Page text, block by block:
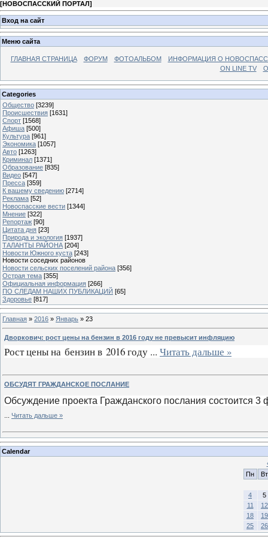
[НОВОСПАССКИЙ ПОРТАЛ]
Вход на сайт
Меню сайта
ГЛАВНАЯ СТРАНИЦА ФОРУМ ФОТОАЛЬБОМ
ИНФОРМАЦИЯ О
ON LINE TV
Categories
Общество [3239]
Происшествия [1631]
Спорт [1568]
Афиша [500]
Культура [961]
Экономика [1057]
Авто [1263]
Криминал [1371]
Образование [835]
Видео [547]
Пресса [359]
К вашему сведению [2714]
Реклама [52]
Новоспасские вести [1344]
Мнение [322]
Репортаж [90]
Цитата дня [23]
Природа и экология [1937]
ТАЛАНТЫ РАЙОНА [204]
Новости Южного куста [243]
Новости соседних районов
Новости сельских поселений района [356]
Острая тема [355]
Официальная информация [266]
ПО СЛЕДАМ НАШИХ ПУБЛИКАЦИЙ [65]
Здоровье [817]
Главная » 2016 » Январь » 23
Дворкович: рост цены на бензин в 2016 году не превысит инфляцию
Рост цены на бензин в 2016 году ... Читать дальше »
ОБСУДЯТ ГРАЖДАНСКОЕ ПОСЛАНИЕ
Обсуждение проекта Гражданского послания состоится 3
Читать дальше »
Calendar
Пн
Вт
4
5
11
12
18
19
25
26